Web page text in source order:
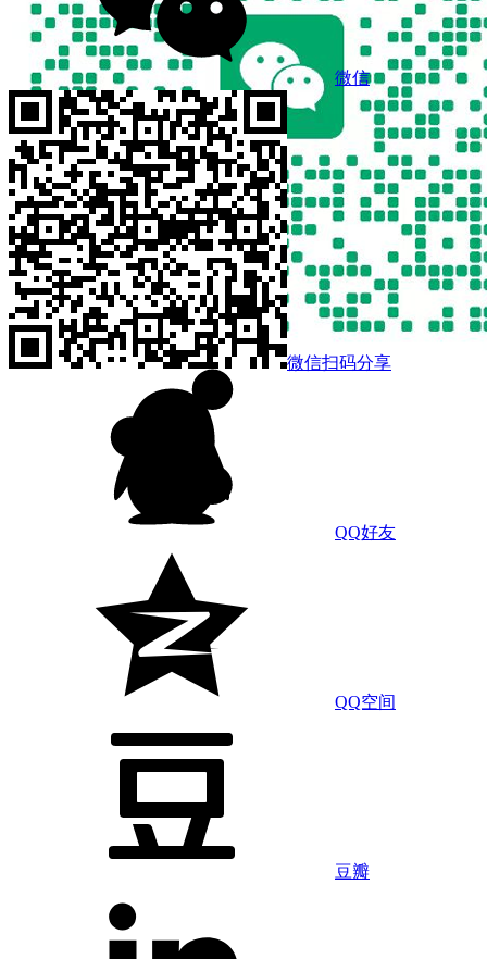
微信
微信扫码分享
QQ好友
QQ空间
豆瓣